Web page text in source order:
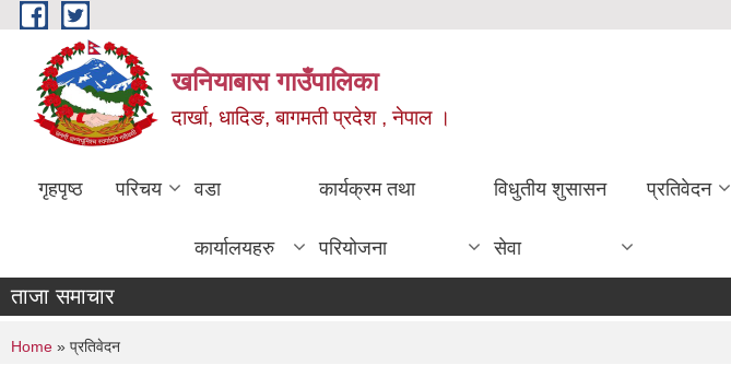
Skip to main content
खनियाबास गाउँपालिका
दार्खा, धादिङ, बागमती प्रदेश , नेपाल ।
गृहपृष्ठ परिचय वडा
कार्यालयहरु
कार्यक्रम तथा
परियोजना
विधुतीय शुसासन
सेवा
प्रतिवेदन
ताजा समाचार
You are here
Home » प्रतिवेदन